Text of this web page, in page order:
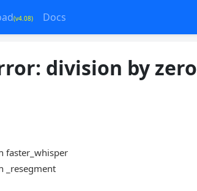
(v4.08) Docs
division by zero
faster_whisper
_resegment